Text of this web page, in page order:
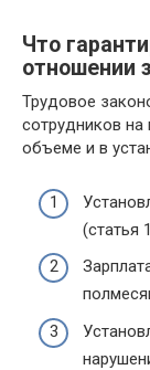
Что
отношении
Трудовое
сотрудников на
объеме и в
(статья